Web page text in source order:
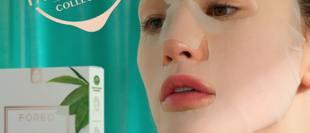
Moje urządzenia
Moje zamówienia
Moje subskrypcje
FAQ™ Pure Beauty-Tech Elixir
issa™ Teeth Whitening Set
English Deutsch
Español
Italiano
Português
Svenska
Русский
Türkçe
简体中文 繁體中文